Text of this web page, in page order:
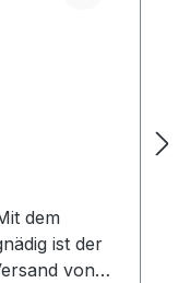
dem
ist der
von